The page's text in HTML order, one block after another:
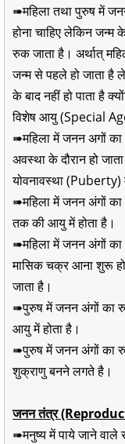
➠महिला तथा पुरुष में
होना चाहिए लेकिन जन्म
रुक जाता है। अर्थात्
जन्म से पहले हो जाता
के बाद नहीं हो पाता है
विशेष आयु (Special
➠महिला में जनन अगों का
अवस्था के दौरान हो
योवनावस्था (Puberty)
➠महिला में जनन अंगों
तक की आयु में होता है।
➠महिला में जनन अंगों
मासिक चक्र आना शुरू हो
जाता है।
➠पुरुष में जनन अंगों का
आयु में होता है।
➠पुरुष में जनन अंगों का
शुक्राणु बनने लगते है।
जनन तंत्र
➠मनुष्य में पाये जाने